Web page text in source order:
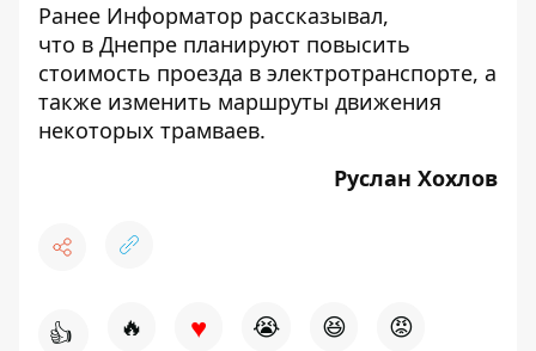
Ранее Информатор рассказывал,
что в Днепре планируют повысить
стоимость проезда в электротранспорте, а
также изменить маршруты движения
некоторых трамваев.
Руслан Хохлов
👍 🔥 ♥ 😭 😆 😡